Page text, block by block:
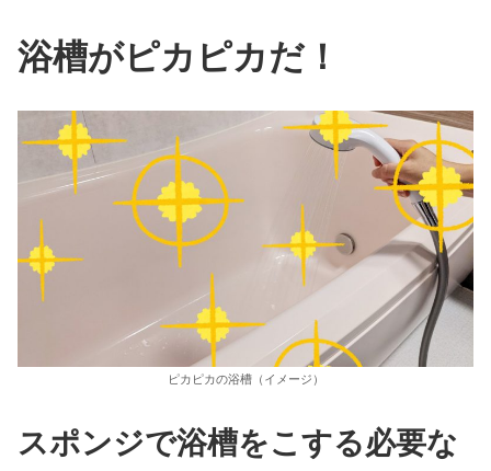
浴槽がピカピカだ！
ピカピカの浴槽（イメージ）
スポンジで浴槽をこする必要な